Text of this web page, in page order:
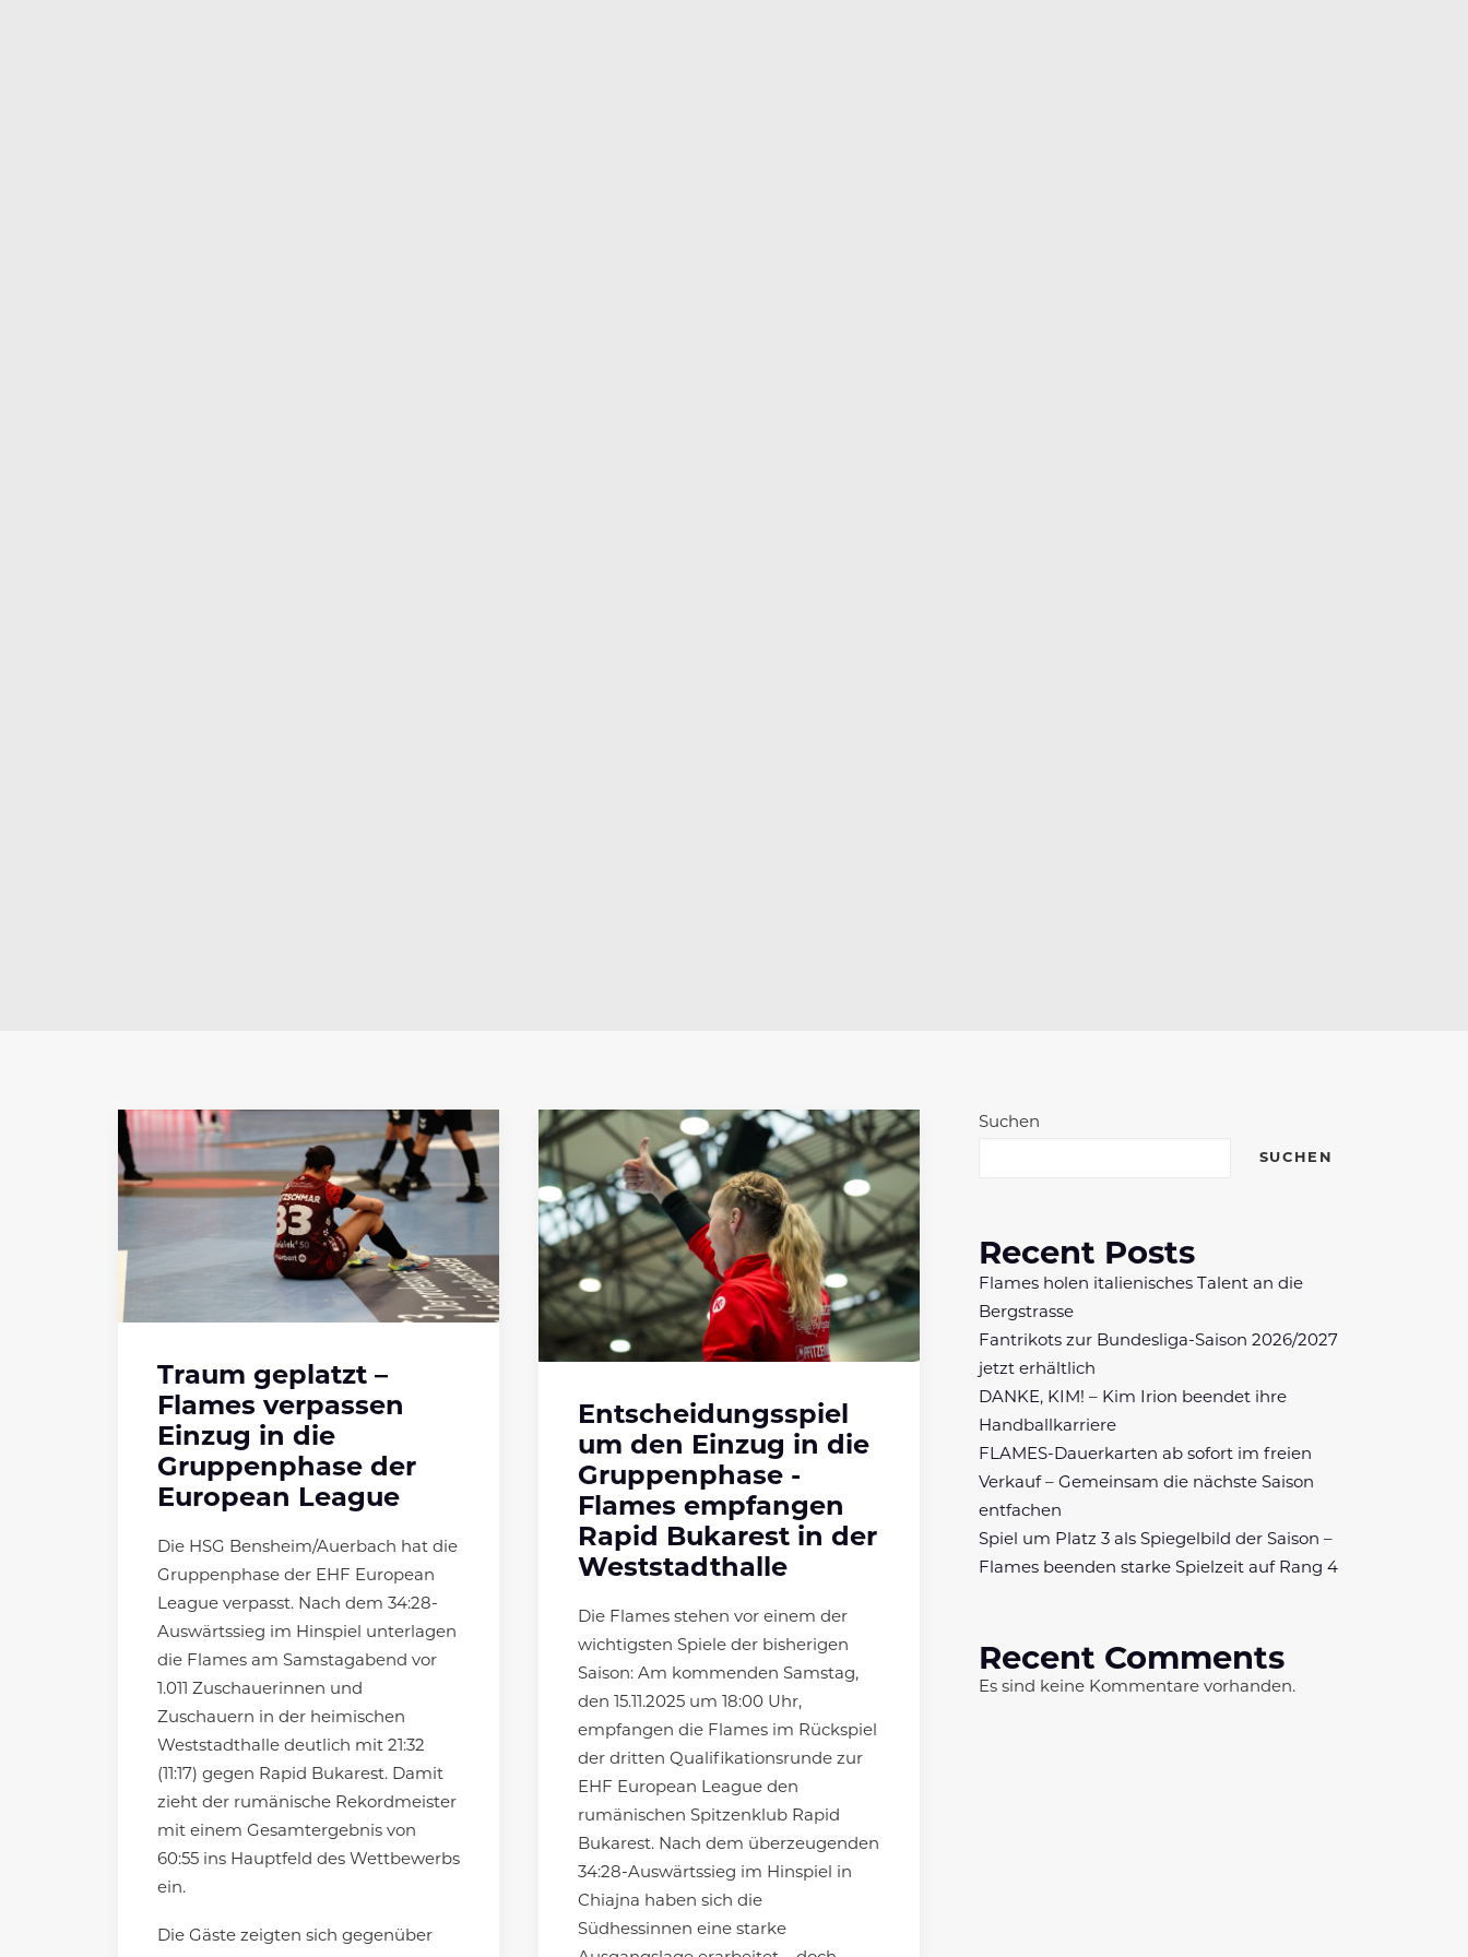
Traum geplatzt –
Flames verpassen
Einzug in die
Gruppenphase der
European League
Die HSG Bensheim/Auerbach hat die
Gruppenphase der EHF European
League verpasst. Nach dem 34:28-
Auswärtssieg im Hinspiel unterlagen
die Flames am Samstagabend vor
1.011 Zuschauerinnen und
Zuschauern in der heimischen
Weststadthalle deutlich mit 21:32
(11:17) gegen Rapid Bukarest. Damit
zieht der rumänische Rekordmeister
mit einem Gesamtergebnis von
60:55 ins Hauptfeld des Wettbewerbs
ein.
Die Gäste zeigten sich gegenüber
Entscheidungsspiel
um den Einzug in die
Gruppenphase -
Flames empfangen
Rapid Bukarest in der
Weststadthalle
Die Flames stehen vor einem der
wichtigsten Spiele der bisherigen
Saison: Am kommenden Samstag,
den 15.11.2025 um 18:00 Uhr,
empfangen die Flames im Rückspiel
der dritten Qualifikationsrunde zur
EHF European League den
rumänischen Spitzenklub Rapid
Bukarest. Nach dem überzeugenden
34:28-Auswärtssieg im Hinspiel in
Chiajna haben sich die
Südhessinnen eine starke
Suchen
SUCHEN
Recent Posts
Flames holen italienisches Talent an die
Bergstrasse
Fantrikots zur Bundesliga-Saison 2026/2027
jetzt erhältlich
DANKE, KIM! – Kim Irion beendet ihre
Handballkarriere
FLAMES-Dauerkarten ab sofort im freien
Verkauf – Gemeinsam die nächste Saison
entfachen
Spiel um Platz 3 als Spiegelbild der Saison –
Flames beenden starke Spielzeit auf Rang 4
Recent Comments
Es sind keine Kommentare vorhanden.